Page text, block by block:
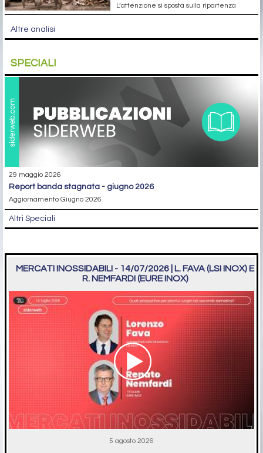
L’attenzione si sposta sulla ripartenza
Altre analisi
SPECIALI
29 maggio 2026
report banda stagnata - giugno 2026
Aggiornamento Giugno 2026
Altri Speciali
MERCATI INOSSIDABILI - 14/07/2026 | L. FAVA (LSI INOX) E
R. NEMFARDI (EURE INOX)
5 agosto 2026